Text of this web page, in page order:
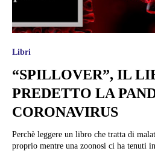
Libri
“SPILLOVER”, IL
PREDETTO LA
CORONAVIRUS
Perchè leggere un libro che tratta di
proprio mentre una zoonosi ci ha tenuti